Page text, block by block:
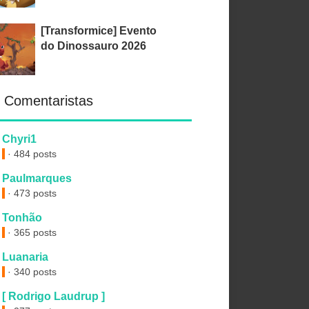
[Transformice] Evento
do Dinossauro 2026
Comentaristas
Chyri1
· 484 posts
Paulmarques
· 473 posts
Tonhão
· 365 posts
Luanaria
· 340 posts
[ Rodrigo Laudrup ]